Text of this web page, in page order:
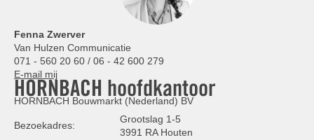
Fenna Zwerver
Van Hulzen Communicatie
071 - 560 20 60 / 06 - 42 600 279
E-mail mij
HORNBACH hoofdkantoor
HORNBACH Bouwmarkt (Nederland) BV
Bezoekadres:
Grootslag 1-5
3991 RA Houten